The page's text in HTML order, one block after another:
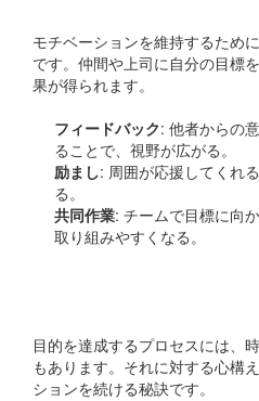
モチベーションを維持するため
です。仲間や上司に自分の目標
果が得られます。
フィードバック: 他者からの
ることで、視野が広がる。
励まし: 周囲が応援してくれ
る。
共同作業: チームで目標に向
取り組みやすくなる。
目的を達成するプロセスには、
もあります。それに対する心構
ションを続ける秘訣です。